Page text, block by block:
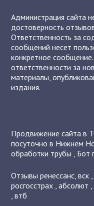
Администрация сайта
достоверность
Ответственность за
сообщений несет
конкретное
ответственности за
материалы,
издания.
Продвижение сайта в
посуточно в Нижнем
обработки трубы , Бот
Отзывыренессанс,вск
росгосстрах ,абсолют ,
,втб